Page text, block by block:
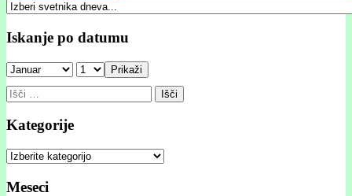
Iskanje po datumu
Prikaži
Išči:
Kategorije
Kategorije
Meseci